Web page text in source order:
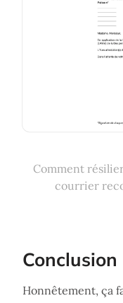
Comment
courrier
Conclusion
Honnêtement, ça